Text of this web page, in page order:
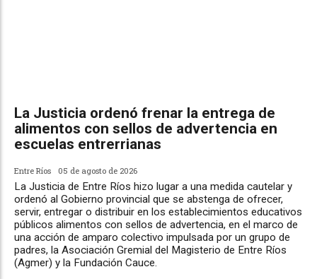
La Justicia ordenó frenar la entrega de
alimentos con sellos de advertencia en
escuelas entrerrianas
Entre Ríos 05 de agosto de 2026
La Justicia de Entre Ríos hizo lugar a una medida cautelar y
ordenó al Gobierno provincial que se abstenga de ofrecer,
servir, entregar o distribuir en los establecimientos educativos
públicos alimentos con sellos de advertencia, en el marco de
una acción de amparo colectivo impulsada por un grupo de
padres, la Asociación Gremial del Magisterio de Entre Ríos
(Agmer) y la Fundación Cauce.